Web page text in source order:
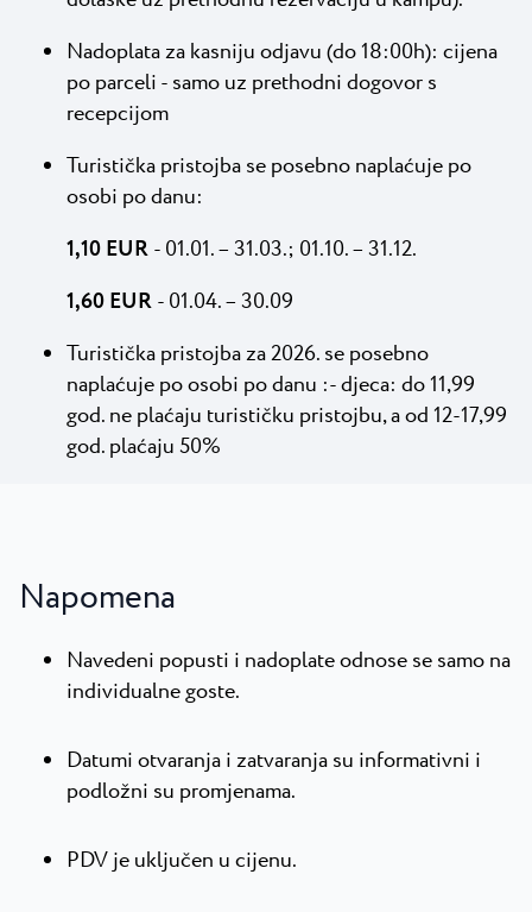
Nadoplata za kasniju odjavu (do 18:00h): cijena
po parceli - samo uz prethodni dogovor s
recepcijom
Turistička pristojba se posebno naplaćuje po
osobi po danu:
1,10 EUR- 01.01. – 31.03.; 01.10. – 31.12.
1,60 EUR- 01.04. – 30.09
Turistička pristojba za 2026. se posebno
naplaćuje po osobi po danu :- djeca: do 11,99
god. ne plaćaju turističku pristojbu, a od 12-17,99
god. plaćaju 50%
Napomena
Navedeni popusti i nadoplate odnose se samo na
individualne goste.
Datumi otvaranja i zatvaranja su informativni i
podložni su promjenama.
PDV je uključen u cijenu.